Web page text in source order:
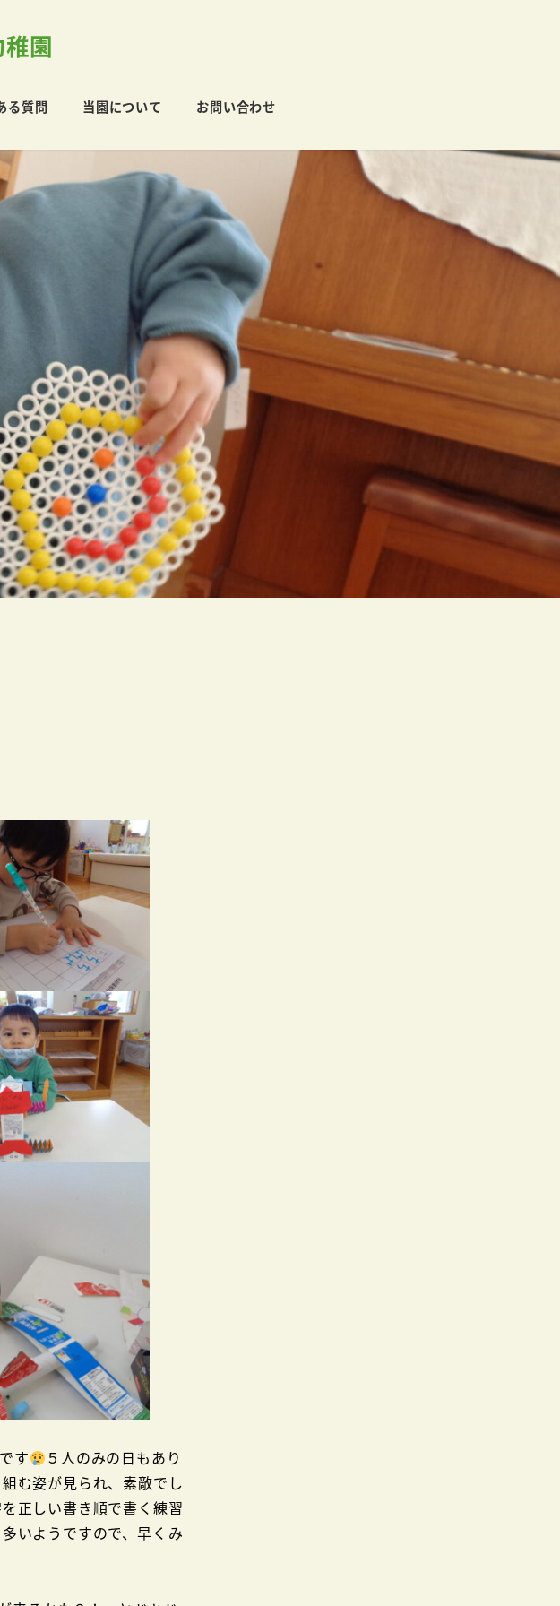
園
る質問 当園について お問い合わせ
す
５人のみの日もあり
む姿が見られ、素敵でし
正しい書き順で書く練習
いようですので、早くみ